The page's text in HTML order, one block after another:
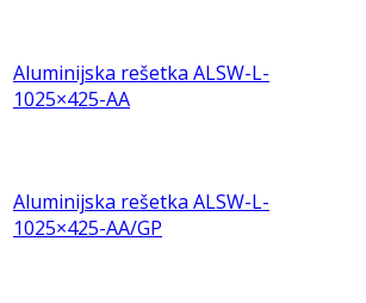
Aluminijska rešetka ALSW-L-
1025×425-AA
Aluminijska rešetka ALSW-L-
1025×425-AA/GP